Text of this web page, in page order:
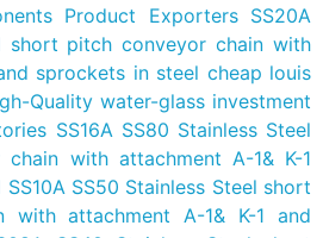
Product Exporters SS20A
short pitch conveyor chain with
sprockets in steel cheap louis
Quality water-glass investment
SS16A SS80 Stainless Steel
with attachment A-1& K-1
SS10A SS50 Stainless Steel short
with attachment A-1& K-1 and